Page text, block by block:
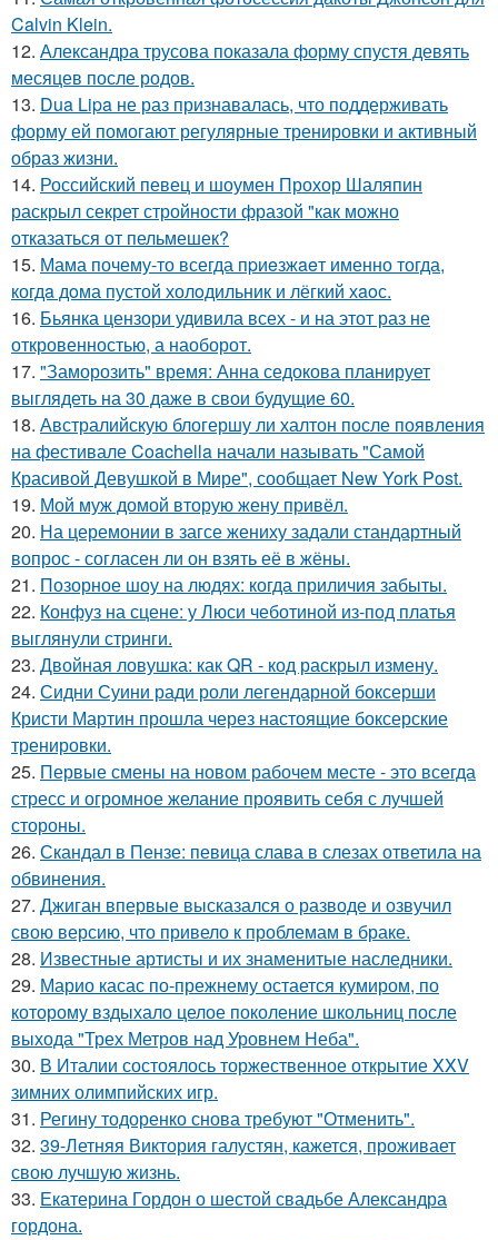
Calvin Klein.
12. Александра трусова показала форму спустя девять
месяцев после родов.
13. Dua Lipa не раз признавалась, что поддерживать
форму ей помогают регулярные тренировки и активный
образ жизни.
14. Российский певец и шоумен Прохор Шаляпин
раскрыл секрет стройности фразой "как можно
отказаться от пельмешек?
15. Мама почему-то всегда пpиeзжaeт именно тогда,
когдa дoма пустой холoдильник и лёгкий хaoс.
16. Бьянка цензори удивила всех - и на этот раз не
откровенностью, а наоборот.
17. "Заморозить" время: Анна седокова планирует
выглядеть на 30 даже в свои будущие 60.
18. Австралийскую блогершу ли халтон после появления
на фестивале Coachella начали называть "Самой
Красивой Девушкой в Мире", сообщает New York Post.
19. Мой муж домой вторую жену привёл.
20. На церемонии в загсе жениху задали стандартный
вопрос - согласен ли он взять её в жёны.
21. Позорное шоу на людях: когда приличия забыты.
22. Конфуз на сцене: у Люси чеботиной из-под платья
выглянули стринги.
23. Двойная ловушка: как QR - код раскрыл измену.
24. Сидни Суини ради роли легендарной боксерши
Кристи Мартин прошла через настоящие боксерские
тренировки.
25. Первые смены на новом рабочем месте - это всегда
стресс и огромное желание проявить себя с лучшей
стороны.
26. Скандал в Пензе: певица слава в слезах ответила на
обвинения.
27. Джиган впервые высказался о разводе и озвучил
свою версию, что привело к проблемам в браке.
28. Известные артисты и их знаменитые наследники.
29. Марио касас по-прежнему остается кумиром, по
которому вздыхало целое поколение школьниц после
выхода "Трех Метров над Уровнем Неба".
30. В Италии состоялось торжественное открытие XXV
зимних олимпийских игр.
31. Регину тодоренко снова требуют "Отменить".
32. 39-Летняя Виктория галустян, кажется, проживает
свою лучшую жизнь.
33. Екатерина Гордон о шестой свадьбе Александра
гордона.